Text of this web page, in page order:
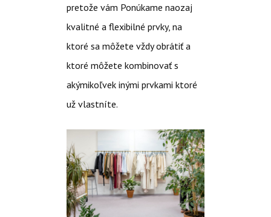
pretože vám Ponúkame naozaj
kvalitné a flexibilné prvky, na
ktoré sa môžete vždy obrátiť a
ktoré môžete kombinovať s
akýmikoľvek inými prvkami ktoré
už vlastníte.